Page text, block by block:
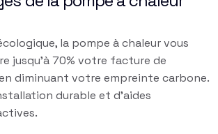
la pompe à chaleur vous
jusqu'à 70% votre facture de
diminuant votre empreinte carbone.
durable et d'aides